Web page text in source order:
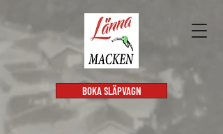
BOKA SLÄPVAGN